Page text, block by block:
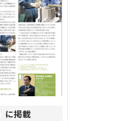
に掲載